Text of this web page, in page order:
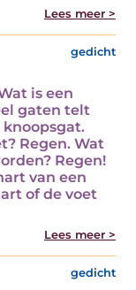
Lees meer >
gedicht
is een
gaten telt
knoopsgat.
Regen. Wat
Regen!
van een
of de voet
Lees meer >
gedicht